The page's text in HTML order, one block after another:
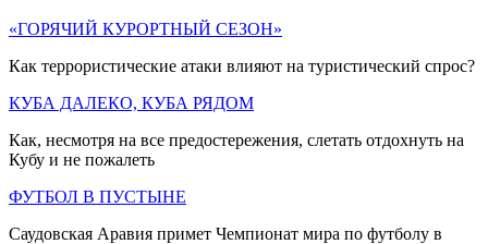
«ГОРЯЧИЙ КУРОРТНЫЙ СЕЗОН»
Как террористические атаки влияют на туристический спрос?
КУБА ДАЛЕКО, КУБА РЯДОМ
Как, несмотря на все предостережения, слетать отдохнуть на
Кубу и не пожалеть
ФУТБОЛ В ПУСТЫНЕ
Саудовская Аравия примет Чемпионат мира по футболу в